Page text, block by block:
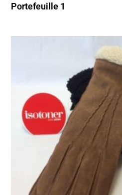
Portefeuille 1